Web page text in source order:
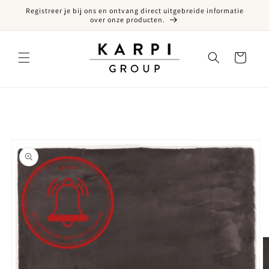
naar de content
Registreer je bij ons en ontvang direct uitgebreide informatie
over onze producten.
Winkelwagen
naar productinformatie